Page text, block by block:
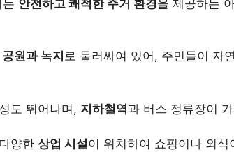
안전하고 쾌적한 주거 환경을 제공하는
공원과 녹지 로 둘러싸여 있어, 주민들이 자
도 뛰어나며, 지하철역과 버스 정류장이
양한 상업 시설이 위치하여 쇼핑이나 외식